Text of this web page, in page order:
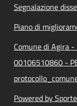
Segnalazione
Piano di
Comune di Agira
00106510860 -
Powered by